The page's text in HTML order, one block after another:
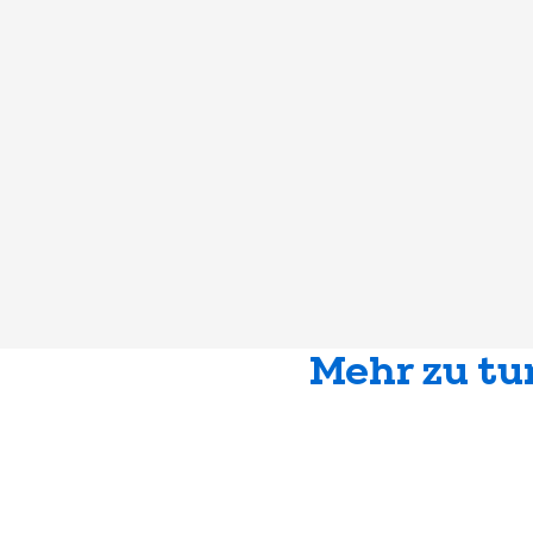
Mehr zu